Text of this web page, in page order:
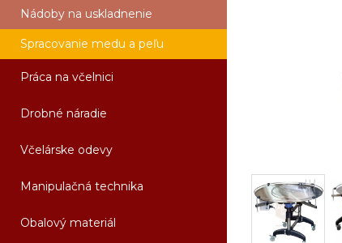
Nádoby na uskladnenie
Spracovanie medu a peľu
Práca na včelnici
Drobné náradie
Včelárske odevy
Manipulačná technika
Obalový materiál